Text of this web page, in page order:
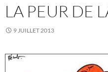
LA PEUR DE
9 JUILLET 2013